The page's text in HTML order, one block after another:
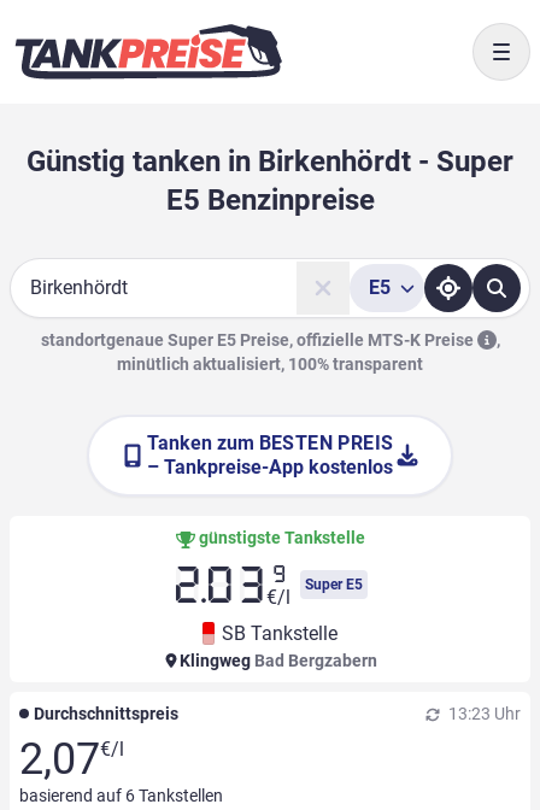
Günstig tanken in Birkenhördt - Super
E5 Benzinpreise
Suche
E5
standortgenaue Super E5 Preise, offizielle MTS-K Preise
,
minütlich aktualisiert, 100% transparent
Tanken zum BESTEN PREIS
– Tankpreise-App kostenlos
günstigste Tankstelle
2.03 9
€/l
Super E5
SB Tankstelle
Klingweg Bad Bergzabern
Durchschnittspreis 13:23 Uhr
2,07€/l
basierend auf 6Tankstellen